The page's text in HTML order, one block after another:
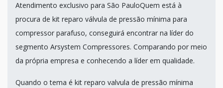
Atendimento exclusivo para São PauloQuem está à
procura de kit reparo válvula de pressão mínima para
compressor parafuso, conseguirá encontrar na líder do
segmento Arsystem Compressores. Comparando por meio
da própria empresa e conhecendo a líder em qualidade.
Quando o tema é kit reparo valvula de pressão mínima